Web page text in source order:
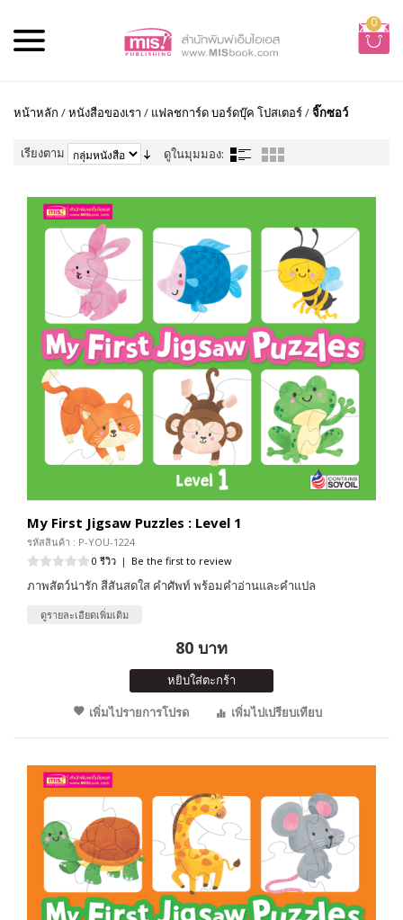
0
หน้าหลัก /หนังสือของเรา / แฟลชการ์ด บอร์ดบุ๊ค โปสเตอร์/จิ๊กซอว์
เรียงตาม ดูในมุมมอง:
My First Jigsaw Puzzles : Level 1
รหัสสินค้า : P-YOU-1224
0 รีวิว | Be the first to review
ภาพสัตว์น่ารัก สีสันสดใส คำศัพท์ พร้อมคำอ่านและคำแปล
ดูรายละเอียดเพิ่มเติม
80 บาท
หยิบใส่ตะกร้า
เพิ่มไปรายการโปรด
เพิ่มไปเปรียบเทียบ